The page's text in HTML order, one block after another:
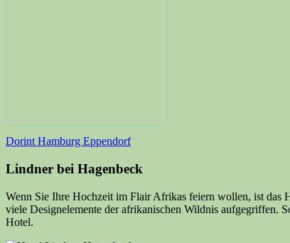
Dorint Hamburg Eppendorf
Lindner bei Hagenbeck
Wenn Sie Ihre Hochzeit im Flair Afrikas feiern wollen, ist das
viele Designelemente der afrikanischen Wildnis aufgegriffen.
Hotel.